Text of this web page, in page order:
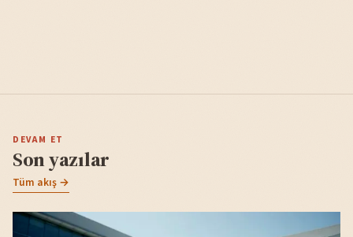
DEVAM ET
Son yazılar
Tüm akış →